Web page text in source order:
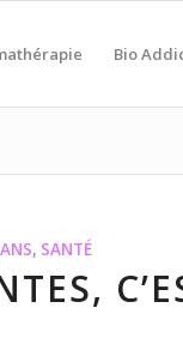
Bio
, SANTÉ